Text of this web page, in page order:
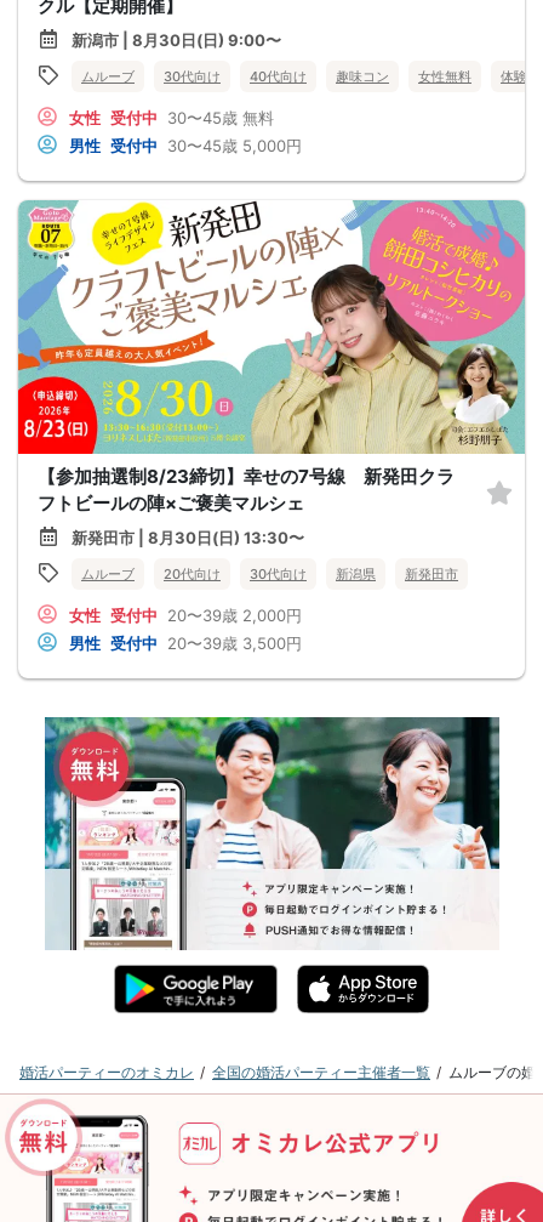
クル【定期開催】
新潟市 | 8月30日(日) 9:00〜
ムルーブ 30代向け 40代向け 趣味コン 女性無料 体験
女性 受付中 30〜45歳 無料
男性 受付中 30〜45歳 5,000円
【参加抽選制8/23締切】幸せの7号線 新発田クラ
フトビールの陣×ご褒美マルシェ
新発田市 | 8月30日(日) 13:30〜
ムルーブ 20代向け 30代向け 新潟県 新発田市
女性 受付中 20〜39歳 2,000円
男性 受付中 20〜39歳 3,500円
婚活パーティーのオミカレ 全国の婚活パーティー主催者一覧 ムルーブの婚